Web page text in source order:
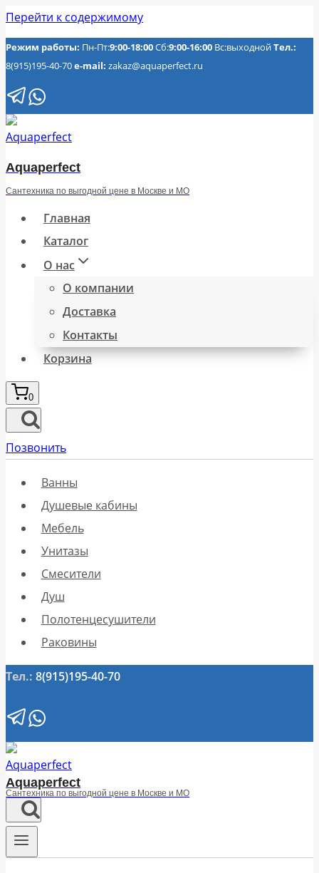
Перейти к содержимому
Режим работы: Пн-Пт:9:00-18:00Сб:9:00-16:00 Вс:выходнойТел.:
8(915)195-40-70e-mail: zakaz@aquaperfect.ru
Aquaperfect
Сантехника по выгодной цене в Москве и МО
Главная
Каталог
О нас
О компании
Доставка
Контакты
Корзина
0
Позвонить
Ванны
Душевые кабины
Мебель
Унитазы
Смесители
Душ
Полотенцесушители
Раковины
Тел.: 8(915)195-40-70
Aquaperfect
Сантехника по выгодной цене в Москве и МО